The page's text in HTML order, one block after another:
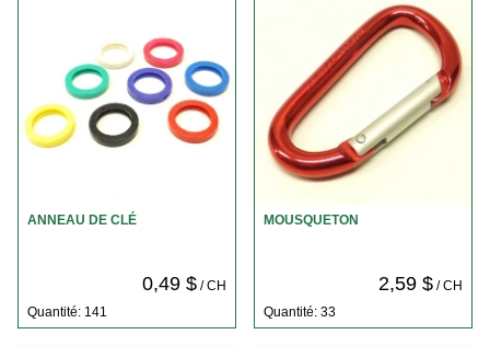
ANNEAU DE CLÉ
0,49 $/ CH
Quantité: 141
MOUSQUETON
2,59 $/ CH
Quantité: 33